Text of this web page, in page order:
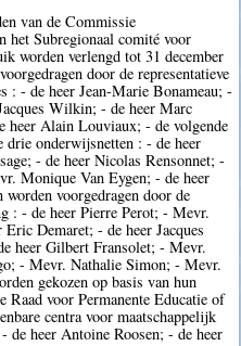
van de Commissie
Subregionaal comité voor
worden verlengd tot 31 december
door de representatieve
: - de heer Jean-Marie Bonameau; -
Wilkin; - de heer Marc
Alain Louviaux; - de volgende
drie onderwijsnetten : - de heer
- de heer Nicolas Rensonnet; -
Monique Van Eygen; - de heer
voorgedragen door de
: - de heer Pierre Perot; - Mevr.
Demaret; - de heer Jacques
heer Gilbert Fransolet; - Mevr.
- Mevr. Nathalie Simon; - Mevr.
gekozen op basis van hun
Raad voor Permanente Educatie of
centra voor maatschappelijk
heer Antoine Roosen; - de heer